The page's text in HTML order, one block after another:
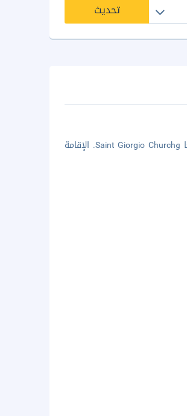
تحديث
إن موقع هوتل إل كاستاجنو في ألتو مالكانتوني يضعك على بُعد 15 دقيقة بالسيارة من بيستا لا ريسغا وSaint Giorgio Church. الإقامة